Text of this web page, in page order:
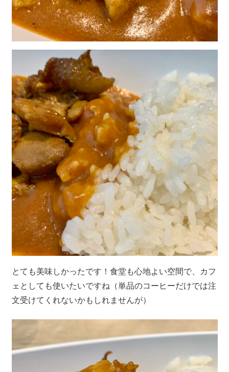
とても美味しかったです！食堂も心地よい空間で、カフ
ェとしても使いたいですね（単品のコーヒーだけでは注
文受けてくれないかもしれませんが）